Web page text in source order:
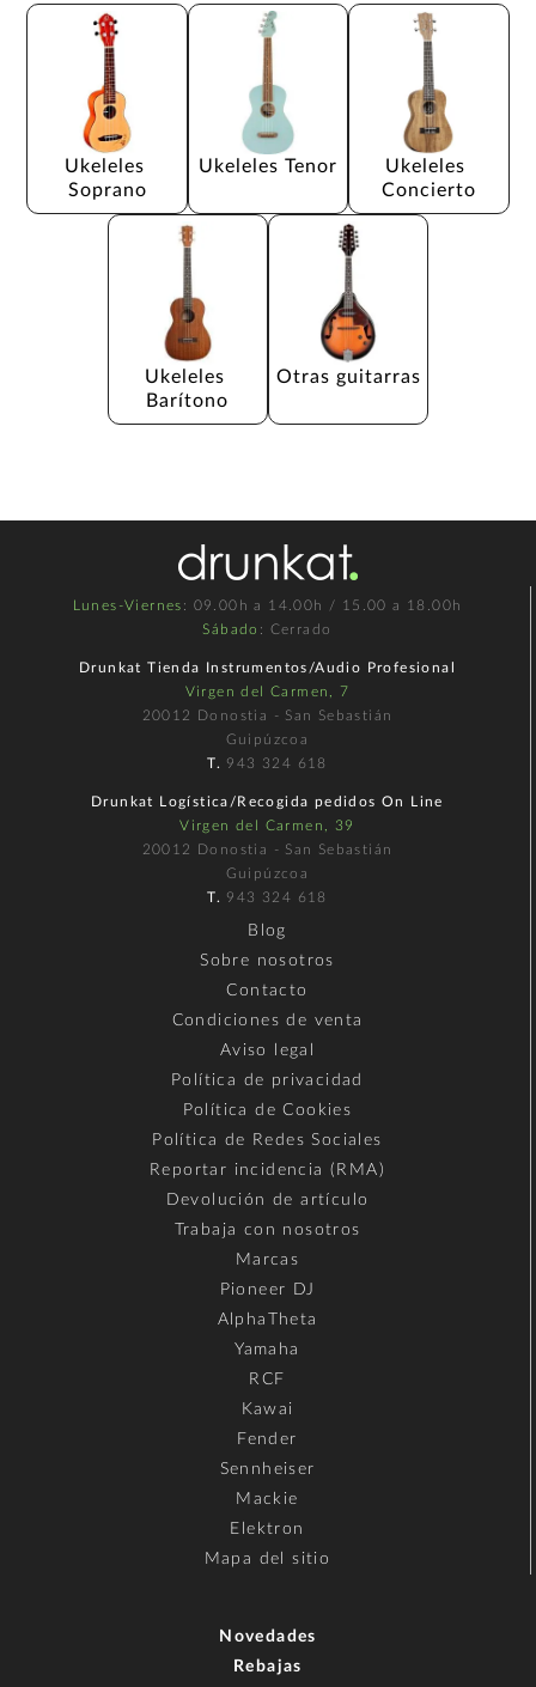
Ukeleles
Soprano
Ukeleles Tenor
Ukeleles
Concierto
Ukeleles
Barítono
Otras guitarras
Lunes-Viernes : 09.00h a 14.00h / 15.00 a 18.00h
Sábado : Cerrado
Drunkat Tienda Instrumentos/Audio Profesional
Virgen del Carmen, 7
20012 Donostia - San Sebastián
Guipúzcoa
T. 943 324 618
Drunkat Logística/Recogida pedidos On Line
Virgen del Carmen, 39
20012 Donostia - San Sebastián
Guipúzcoa
T. 943 324 618
Blog
Sobre nosotros
Contacto
Condiciones de venta
Aviso legal
Política de privacidad
Política de Cookies
Política de Redes Sociales
Reportar incidencia (RMA)
Devolución de artículo
Trabaja con nosotros
Marcas
Pioneer DJ
AlphaTheta
Yamaha
RCF
Kawai
Fender
Sennheiser
Mackie
Elektron
Mapa del sitio
Novedades
Rebajas